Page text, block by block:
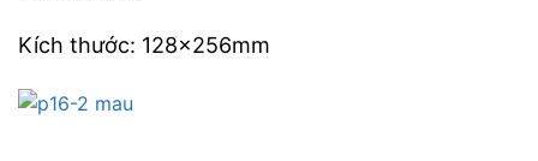
Kích thước: 128x256mm